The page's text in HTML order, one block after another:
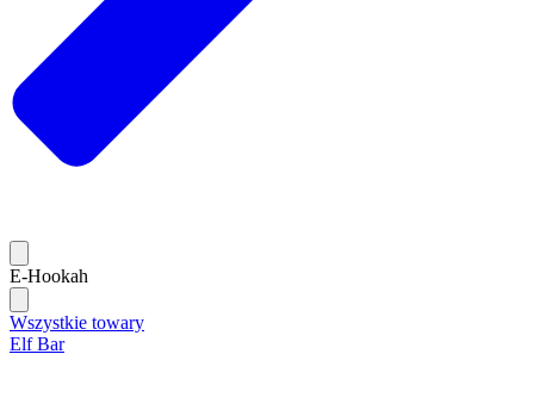
E-Hookah
Wszystkie towary
Elf Bar